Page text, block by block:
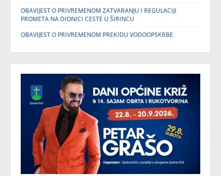
OBAVIJEST O PRIVREMENOM ZATVARANJU I REGULACIJI
PROMETA NA DIONICI CESTE U ŠIRINCU
OBAVIJEST O PRIVREMENOM PREKIDU VODOOPSKRBE